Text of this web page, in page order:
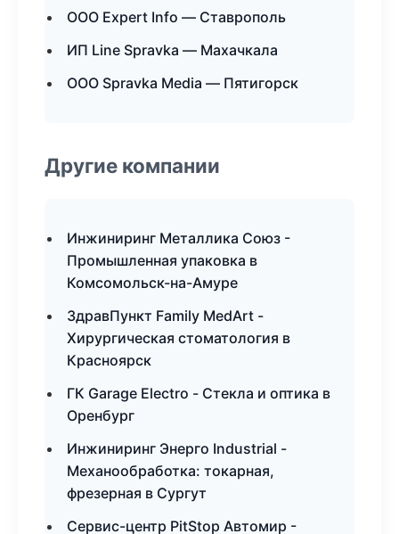
ООО Expert Info — Ставрополь
ИП Line Spravka — Махачкала
ООО Spravka Media — Пятигорск
Другие компании
Инжиниринг Металлика Союз -
Промышленная упаковка в
Комсомольск-на-Амуре
ЗдравПункт Family MedArt -
Хирургическая стоматология в
Красноярск
ГК Garage Electro - Стекла и оптика в
Оренбург
Инжиниринг Энерго Industrial -
Механообработка: токарная,
фрезерная в Сургут
Сервис-центр PitStop Автомир -